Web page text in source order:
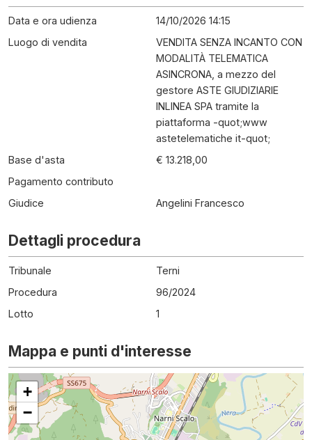
Data e ora udienza
14/10/2026 14:15
Luogo di vendita
VENDITA SENZA INCANTO CON
MODALITÀ TELEMATICA
ASINCRONA, a mezzo del
gestore ASTE GIUDIZIARIE
INLINEA SPA tramite la
piattaforma -quot;www
astetelematiche it-quot;
Base d'asta
€ 13.218,00
Pagamento contributo
Giudice
Angelini Francesco
Dettagli procedura
Tribunale
Terni
Procedura
96/2024
Lotto
1
Mappa e punti d'interesse
+
−